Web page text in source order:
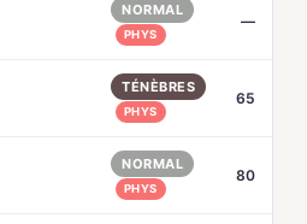
NORMAL
PHYS
—
TÉNÈBRES
PHYS
65
NORMAL
PHYS
80